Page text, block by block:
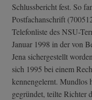
Schlussbericht fest. So
Postfachanschrift
Telefonliste des NSU-
Januar 1998 in der von
Jena sichergestellt
sich 1995 bei einem
kennengelernt. Mundlos
gegründet, teilte Richter